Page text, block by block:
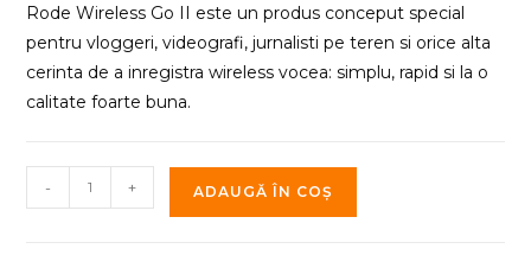
Rode Wireless Go II este un produs conceput special
pentru vloggeri, videografi, jurnalisti pe teren si orice alta
cerinta de a inregistra wireless vocea: simplu, rapid si la o
calitate foarte buna.
Cantitate
Sistem
- + ADAUGĂ ÎN COȘ